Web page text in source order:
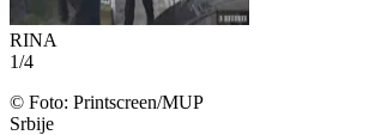
RINA
1/4
© Foto: Printscreen/MUP
Srbije